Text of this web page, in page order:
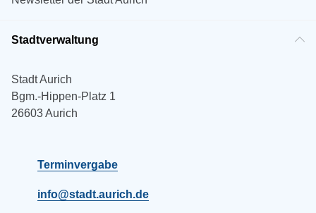
Stadtverwaltung
Stadt Aurich
Bgm.-Hippen-Platz 1
26603 Aurich
Terminvergabe
info@stadt.aurich.de